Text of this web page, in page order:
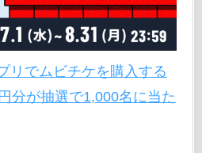
リでムビチケを購入する
分が抽選で1,000名に当た